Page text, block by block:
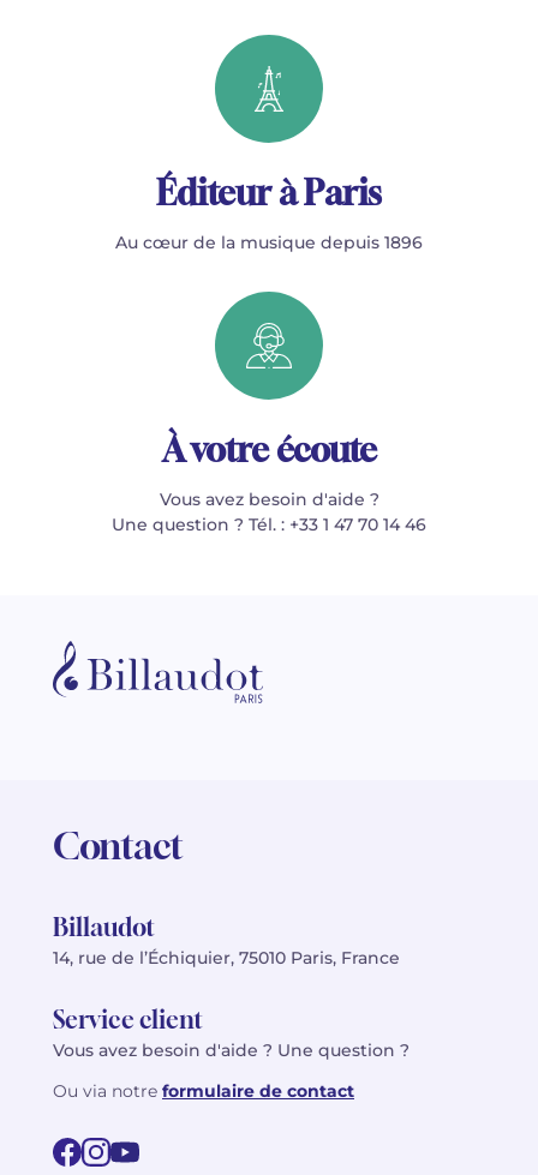
Éditeur à Paris
Au cœur de la musique depuis 1896
À votre écoute
Vous avez besoin d'aide ?
Une question ? Tél. : +33 1 47 70 14 46
Contact
Billaudot
14, rue de l’Échiquier, 75010 Paris, France
Service client
Vous avez besoin d'aide ? Une question ?
Ou via notre formulaire de contact